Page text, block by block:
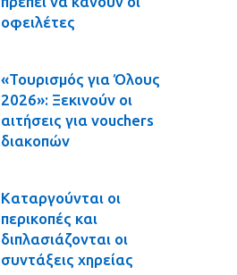
οφειλέτες
«Τουρισμός για Όλους
2026»: Ξεκινούν οι
αιτήσεις για vouchers
διακοπών
Καταργούνται οι
περικοπές και
διπλασιάζονται οι
συντάξεις χηρείας